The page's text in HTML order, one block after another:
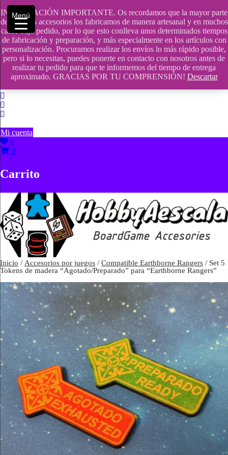
INFORMACIÓN IMPORTANTE. Os recordamos que la mayor parte
de nuestros accesorios los fabricamos de manera artesanal y en muchos
casos bajo pedido, por lo que esto conlleva unos determinados tiempos
de fabricación y preparación, y más especialmente en los artículos con
personalización. Procuramos realizar los envíos lo más rápido posible,
pero si lo necesitas, puedes ponerte en contacto con nosotros antes de
realizar tu pedido para que te informemos del tiempo de entrega
aproximado. GRACIAS POR TU COMPRENSIÓN! Descartar
Saltar
contenido
609241475 SOLO DE 10:00 a 14:00
info@hobbyaescala.com
San Fernando de Henares
10:00 - 14:00
Mi cuenta
0
0
Carrito
Inicio / Accesorios por juegos / Compatible Earthborne Rangers / Set 5
Tokens de madera “Agotado/Preparado” para “Earthborne Rangers”
Menú